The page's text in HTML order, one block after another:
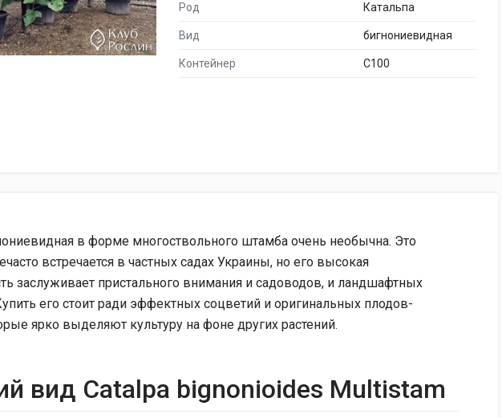
Род Катальпа
Вид бигнониевидная
Контейнер C100
в форме многоствольного штамба очень необычна. Это
встречается в частных садах Украины, но его высокая
заслуживает пристального внимания и садоводов, и ландшафтных
его стоит ради эффектных соцветий и оригинальных плодов-
ярко выделяют культуру на фоне других растений.
вид Catalpa bignonioides Multistam